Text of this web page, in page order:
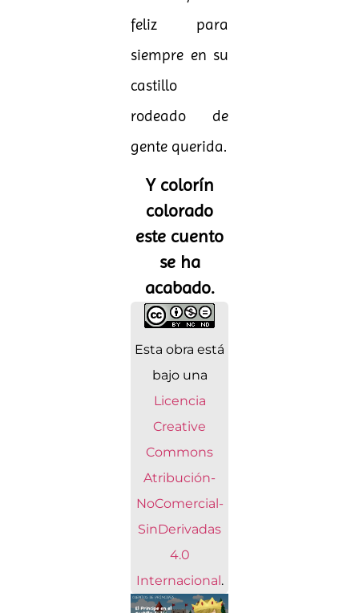
feliz para
siempre en su
castillo
rodeado de
gente querida.
Y colorín
colorado
este cuento
se ha
acabado.
Esta obra está
bajo una
Licencia
Creative
Commons
Atribución-
NoComercial-
SinDerivadas
4.0
Internacional.